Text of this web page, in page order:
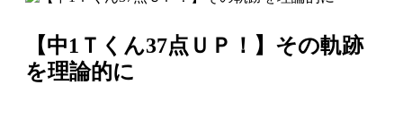
【中1Ｔくん37点ＵＰ！】その軌跡
を理論的に